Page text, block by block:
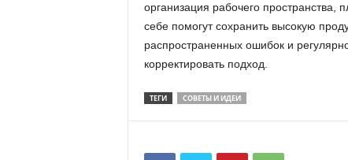
организация рабочего пространства,
себе помогут сохранить высокую
распространенных ошибок и
корректировать подход.
ТЕГИ СОВЕТЫ И ИДЕИ